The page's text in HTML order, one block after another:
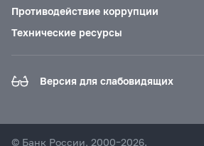
Противодействие коррупции
Технические ресурсы
Версия для слабовидящих
© Банк России, 2000–2026.